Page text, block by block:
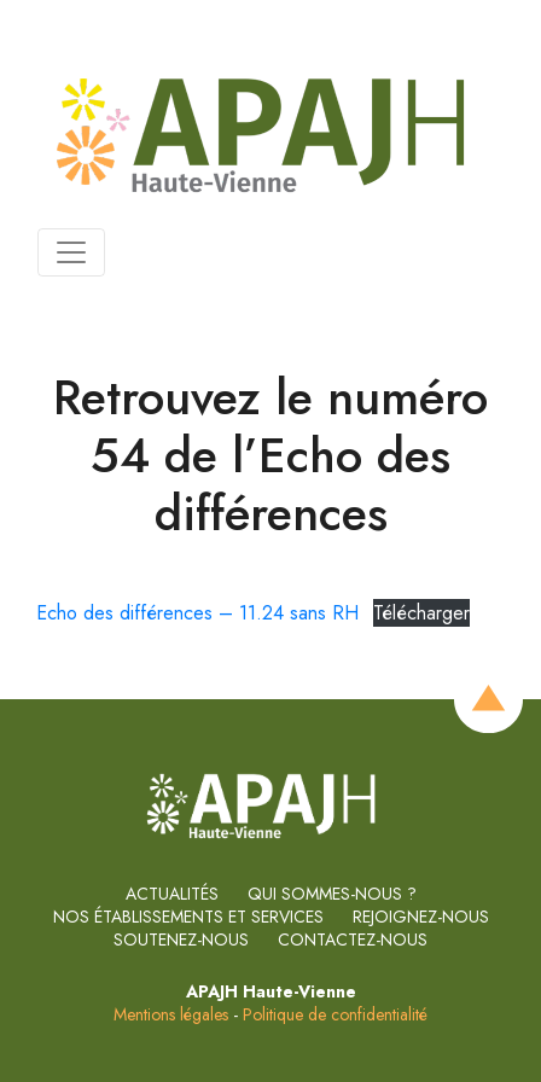
Retrouvez le numéro
54 de l’Echo des
différences
Echo des différences – 11.24 sans RH Télécharger
ACTUALITÉS
QUI SOMMES-NOUS ?
NOS ÉTABLISSEMENTS ET SERVICES
REJOIGNEZ-NOUS
SOUTENEZ-NOUS
CONTACTEZ-NOUS
APAJH Haute-Vienne
Mentions légales - Politique de confidentialité